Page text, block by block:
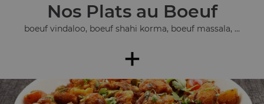
Nos Plats au Boeuf
boeuf vindaloo, boeuf shahi korma, boeuf massala, ...
+